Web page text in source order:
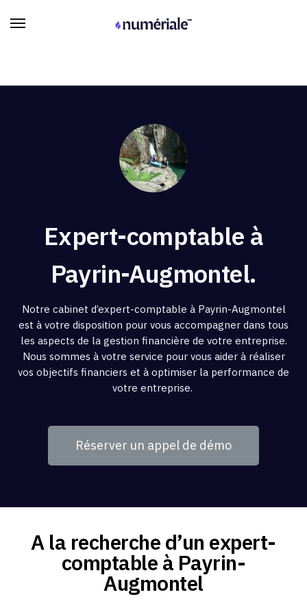
Expert-comptable à
Payrin-Augmontel.
Notre cabinet d’expert-comptable à Payrin-Augmontel
est à votre disposition pour vous accompagner dans tous
les aspects de la gestion financière de votre entreprise.
Nous sommes à votre service pour vous aider à réaliser
vos objectifs financiers et à optimiser la performance de
votre entreprise.
Réserver un appel de démo
A la recherche d’un expert-
comptable à Payrin-
Augmontel